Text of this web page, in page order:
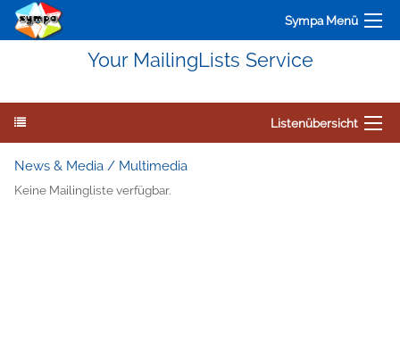
Sympa Menü
Your MailingLists Service
Listenübersicht
News & Media / Multimedia
Keine Mailingliste verfügbar.